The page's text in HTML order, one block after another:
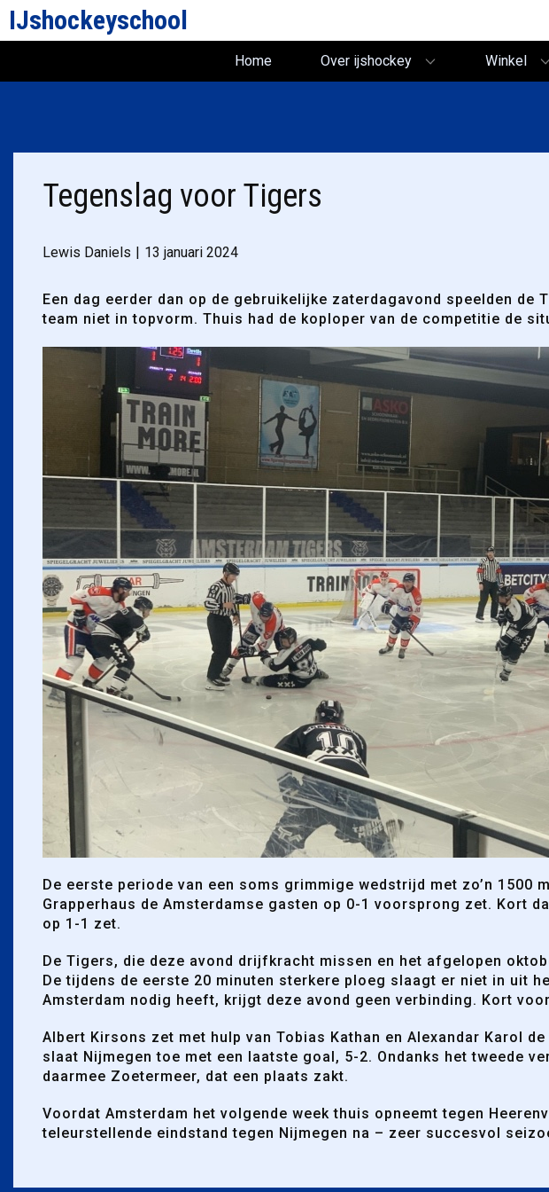
IJshockeyschool
Home Over ijshockey Winkel
Tegenslag voor Tigers
Lewis Daniels 13 januari 2024
Een dag eerder dan op de gebruikelijke zaterdagavond speelden
team niet in topvorm. Thuis had de koploper van de competitie de
De eerste periode van een soms grimmige wedstrijd met zo’n
Grapperhaus de Amsterdamse gasten op 0-1 voorsprong zet. Kort
op 1-1 zet.
De Tigers, die deze avond drijfkracht missen en het afgelopen
De tijdens de eerste 20 minuten sterkere ploeg slaagt er niet in uit
Amsterdam nodig heeft, krijgt deze avond geen verbinding. Kort
Albert Kirsons zet met hulp van Tobias Kathan en Alexandar Karol
slaat Nijmegen toe met een laatste goal, 5-2. Ondanks het tweede
daarmee Zoetermeer, dat een plaats zakt.
Voordat Amsterdam het volgende week thuis opneemt tegen
teleurstellende eindstand tegen Nijmegen na – zeer succesvol